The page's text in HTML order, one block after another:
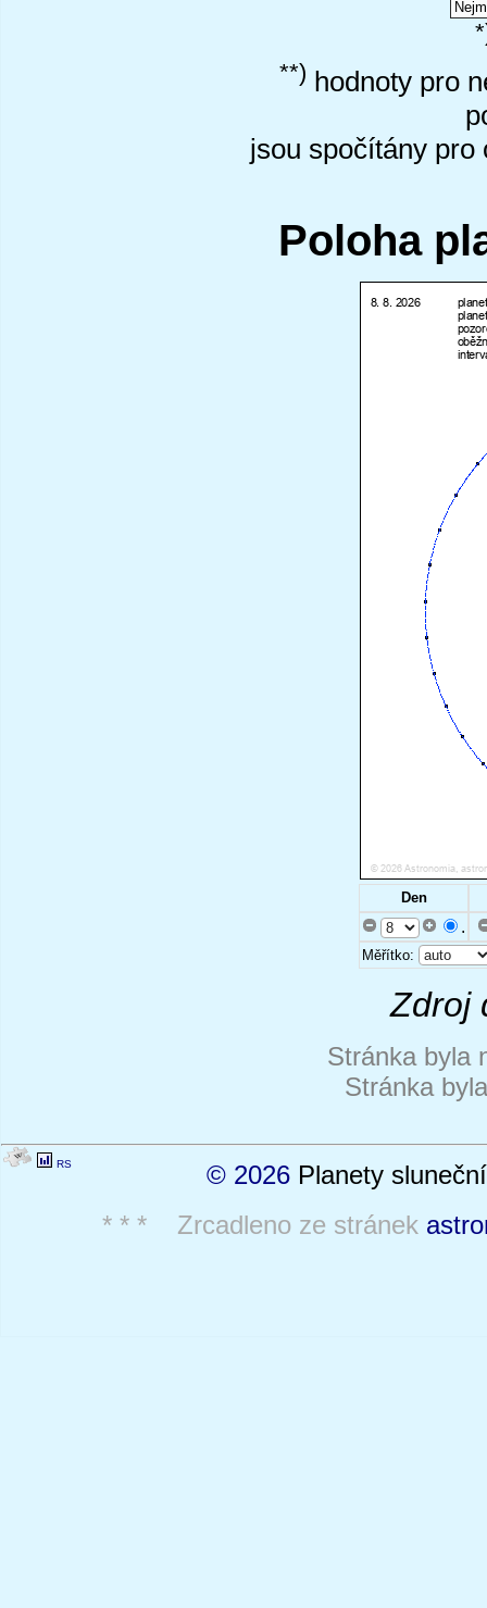
**) hodnoty pro
jsou spočítány pro
Poloha
Den
.
Měřítko:
Zdroj
Stránka byla
Stránka
RS © 2026 Planety
* * * Zrcadleno ze stránek